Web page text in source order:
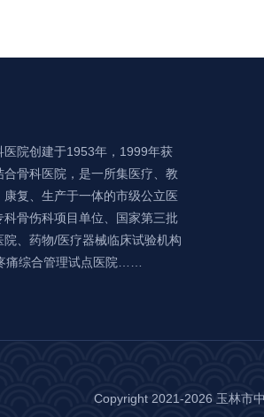
医院创建于1953年，1999年获
骨科医院，是一所集医疗、教
复、生产于一体的市级公立医
科骨伤科项目单位、国家第三批
、药物/医疗器械临床试验机构
痛综合管理试点医院……
Copyright 2021-2026 玉林市